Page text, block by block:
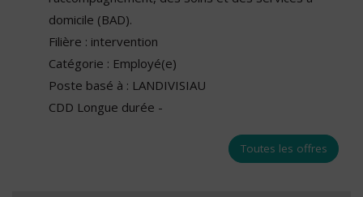
domicile (BAD).
Filière : intervention
Catégorie : Employé(e)
Poste basé à : LANDIVISIAU
CDD Longue durée -
Toutes les offres